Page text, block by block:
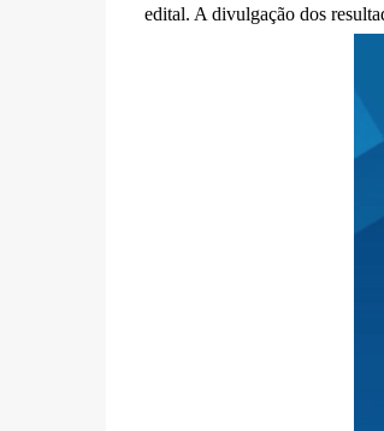
edital. A divulgação dos